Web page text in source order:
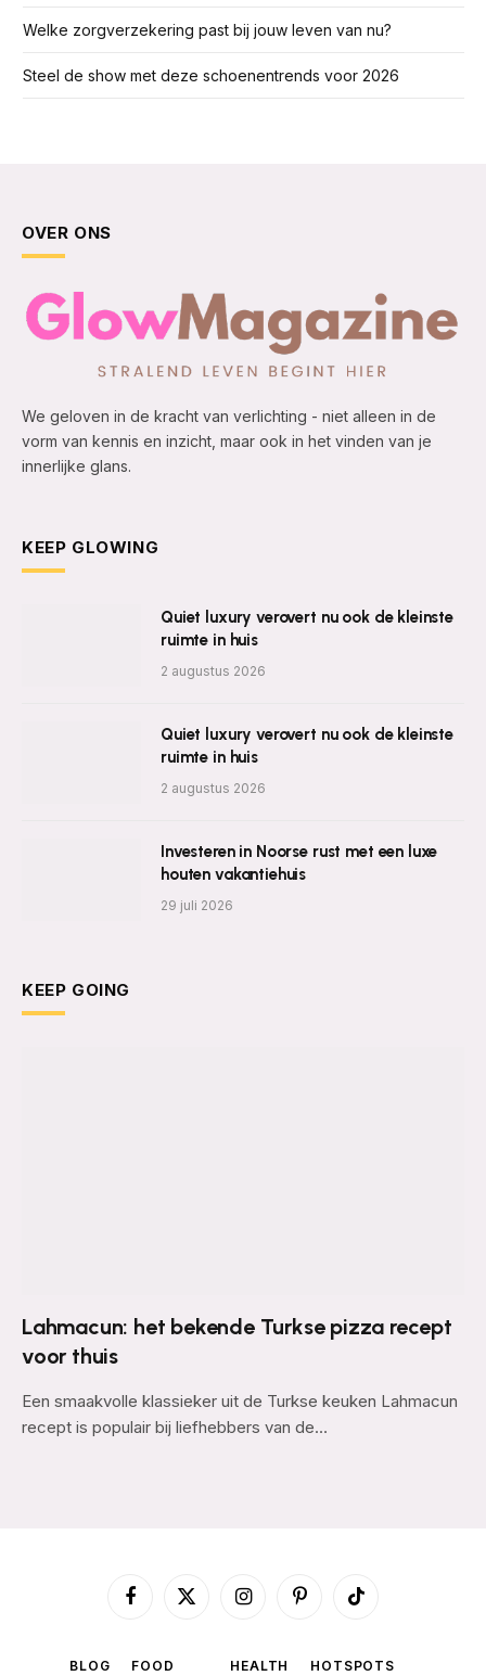
Welke zorgverzekering past bij jouw leven van nu?
Steel de show met deze schoenentrends voor 2026
OVER ONS
We geloven in de kracht van verlichting - niet alleen in de
vorm van kennis en inzicht, maar ook in het vinden van je
innerlijke glans.
KEEP GLOWING
Quiet luxury verovert nu ook de kleinste
ruimte in huis
2 augustus 2026
Quiet luxury verovert nu ook de kleinste
ruimte in huis
2 augustus 2026
Investeren in Noorse rust met een luxe
houten vakantiehuis
29 juli 2026
KEEP GOING
Lahmacun: het bekende Turkse pizza recept
voor thuis
Een smaakvolle klassieker uit de Turkse keuken Lahmacun
recept is populair bij liefhebbers van de…
Facebook
X
InstagramPinterestTikTok
BLOG FOOD HEALTH HOTSPOTS